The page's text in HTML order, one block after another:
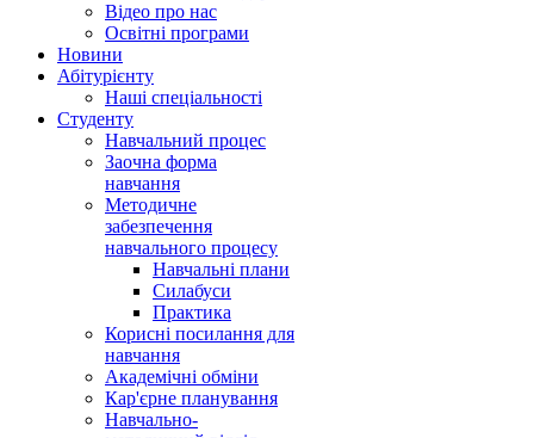
Відео про нас
Освітні програми
Hовини
Абітурієнту
Наші спеціальності
Студенту
Навчальний процес
Заочна форма
навчання
Методичне
забезпечення
навчального процесу
Навчальні плани
Силабуси
Практика
Корисні посилання для
навчання
Академічні обміни
Кар'єрне планування
Навчально-